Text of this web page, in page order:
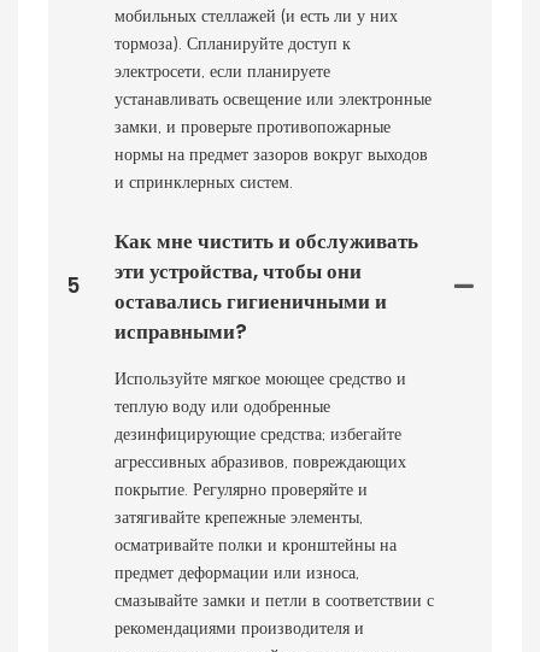
мобильных стеллажей (и есть ли у них
тормоза). Спланируйте доступ к
электросети, если планируете
устанавливать освещение или электронные
замки, и проверьте противопожарные
нормы на предмет зазоров вокруг выходов
и спринклерных систем.
5
Как мне чистить и обслуживать
эти устройства, чтобы они
оставались гигиеничными и
исправными?
Используйте мягкое моющее средство и
теплую воду или одобренные
дезинфицирующие средства; избегайте
агрессивных абразивов, повреждающих
покрытие. Регулярно проверяйте и
затягивайте крепежные элементы,
осматривайте полки и кронштейны на
предмет деформации или износа,
смазывайте замки и петли в соответствии с
рекомендациями производителя и